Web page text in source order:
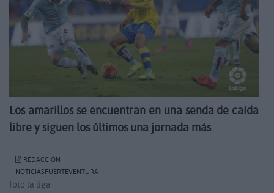
Los amarillos se encuentran en una senda de caída
libre y siguen los últimos una jornada más
REDACCIÓN
NOTICIASFUERTEVENTURA
foto la liga